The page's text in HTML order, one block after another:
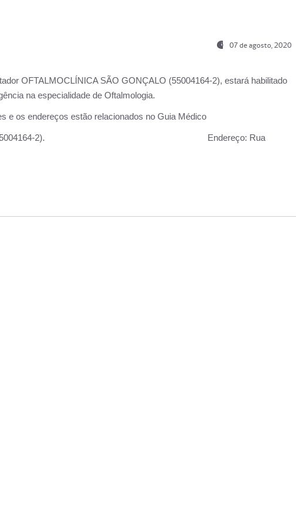
07 de agosto, 2020
OFTALMOCLÍNICA SÃO GONÇALO (55004164-2), estará habilitado
na especialidade de Oftalmologia.
e os endereços estão relacionados no Guia Médico
GONÇALO (55004164-2). Endereço: Rua